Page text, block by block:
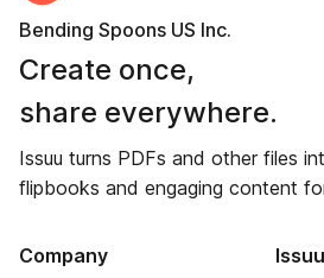
Bending Spoons US Inc.
Create once,
share everywhere.
Issuu turns PDFs and other files
flipbooks and engaging content
Company